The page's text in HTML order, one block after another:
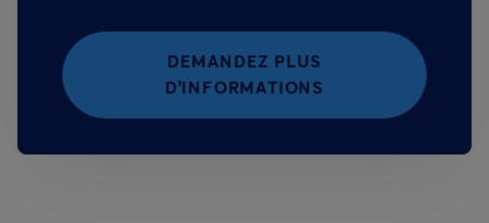
DEMANDEZ PLUS
D'INFORMATIONS